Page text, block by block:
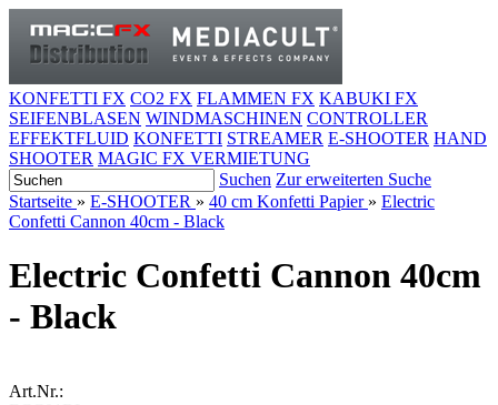
KONFETTI FX CO2 FX FLAMMEN FX KABUKI FX
SEIFENBLASEN WINDMASCHINEN CONTROLLER
EFFEKTFLUID KONFETTI STREAMER E-SHOOTER HAND
SHOOTER MAGIC FX VERMIETUNG
Suchen Zur erweiterten Suche
Startseite » E-SHOOTER » 40 cm Konfetti Papier » Electric
Confetti Cannon 40cm - Black
Electric Confetti Cannon 40cm
- Black
Art.Nr.: